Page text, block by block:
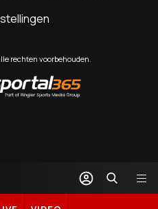
rechten voorbehouden.
by
Sportal365